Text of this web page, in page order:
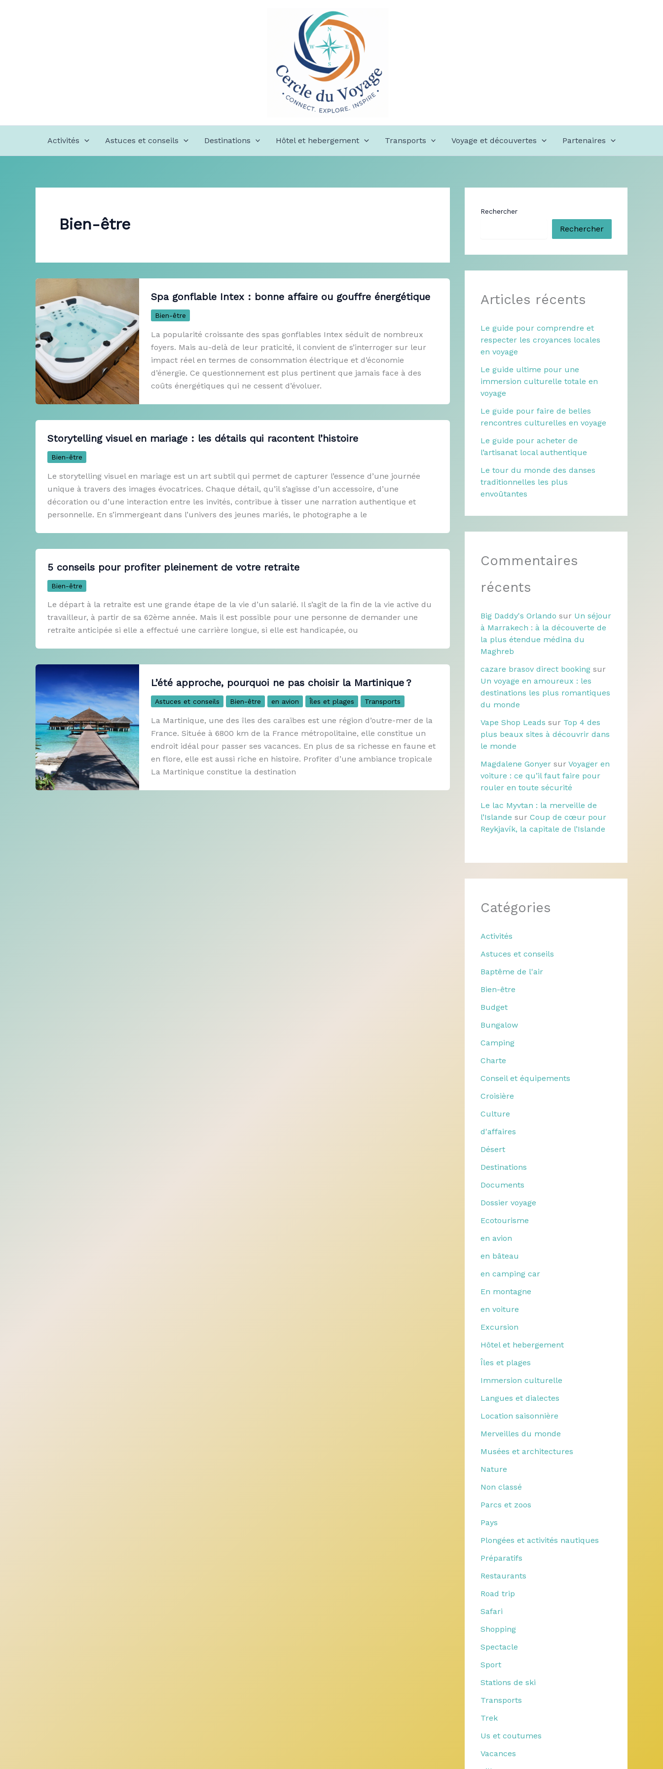
Activités Astuces et conseils Destinations Hôtel et hebergement Transports Voyage et découvertes Partenaires
Bien-être
Spa gonflable Intex : bonne affaire ou gouffre énergétique
Bien-être
La popularité croissante des spas gonflables Intex séduit de nombreux
foyers. Mais au-delà de leur praticité, il convient de s’interroger sur leur
impact réel en termes de consommation électrique et d’économie
d’énergie. Ce questionnement est plus pertinent que jamais face à des
coûts énergétiques qui ne cessent d’évoluer.
Storytelling visuel en mariage : les détails qui racontent l’histoire
Bien-être
Le storytelling visuel en mariage est un art subtil qui permet de capturer l’essence d’une journée
unique à travers des images évocatrices. Chaque détail, qu’il s’agisse d’un accessoire, d’une
décoration ou d’une interaction entre les invités, contribue à tisser une narration authentique et
personnelle. En s’immergeant dans l’univers des jeunes mariés, le photographe a le
5 conseils pour profiter pleinement de votre retraite
Bien-être
Le départ à la retraite est une grande étape de la vie d’un salarié. Il s’agit de la fin de la vie active du
travailleur, à partir de sa 62ème année. Mais il est possible pour une personne de demander une
retraite anticipée si elle a effectué une carrière longue, si elle est handicapée, ou
L’été approche, pourquoi ne pas choisir la Martinique ?
Astuces et conseils Bien-être en avion Îles et plages Transports
La Martinique, une des îles des caraïbes est une région d’outre-mer de la
France. Située à 6800 km de la France métropolitaine, elle constitue un
endroit idéal pour passer ses vacances. En plus de sa richesse en faune et
en flore, elle est aussi riche en histoire. Profiter d’une ambiance tropicale
La Martinique constitue la destination
Rechercher
Rechercher
Articles récents
Le guide pour comprendre et
respecter les croyances locales
en voyage
Le guide ultime pour une
immersion culturelle totale en
voyage
Le guide pour faire de belles
rencontres culturelles en voyage
Le guide pour acheter de
l’artisanat local authentique
Le tour du monde des danses
traditionnelles les plus
envoûtantes
Commentaires
récents
Big Daddy's Orlando sur Un séjour
à Marrakech : à la découverte de
la plus étendue médina du
Maghreb
cazare brasov direct booking sur
Un voyage en amoureux : les
destinations les plus romantiques
du monde
Vape Shop Leads sur Top 4 des
plus beaux sites à découvrir dans
le monde
Magdalene Gonyer sur Voyager en
voiture : ce qu’il faut faire pour
rouler en toute sécurité
Le lac Myvtan : la merveille de
l’Islande sur Coup de cœur pour
Reykjavík, la capitale de l’Islande
Catégories
Activités
Astuces et conseils
Baptême de l'air
Bien-être
Budget
Bungalow
Camping
Charte
Conseil et équipements
Croisière
Culture
d'affaires
Désert
Destinations
Documents
Dossier voyage
Ecotourisme
en avion
en bâteau
en camping car
En montagne
en voiture
Excursion
Hôtel et hebergement
Îles et plages
Immersion culturelle
Langues et dialectes
Location saisonnière
Merveilles du monde
Musées et architectures
Nature
Non classé
Parcs et zoos
Pays
Plongées et activités nautiques
Préparatifs
Restaurants
Road trip
Safari
Shopping
Spectacle
Sport
Stations de ski
Transports
Trek
Us et coutumes
Vacances